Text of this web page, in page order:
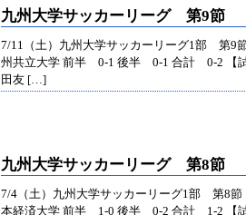
九州大学サッカーリーグ 第9節
7/11（土）九州大学サッカーリーグ1部 第9
州共立大学 前半 0-1 後半 0-1 合計 0-2 【
田友 […]
九州大学サッカーリーグ 第8節
7/4（土）九州大学サッカーリーグ1部 第8節
本経済大学 前半 1-0 後半 0-2 合計 1-2 【